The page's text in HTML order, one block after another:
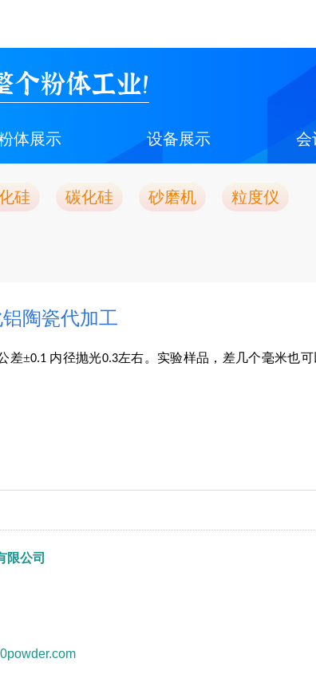
粉体工业！
体展示 设备展示 会
硅 碳化硅 砂磨机 粒度仪
陶瓷代加工
差±0.1 内径抛光0.3左右。实验样品，差几个毫米也可
限公司